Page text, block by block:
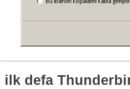
ilk defa